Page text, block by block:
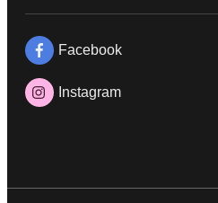
Facebook
Instagram